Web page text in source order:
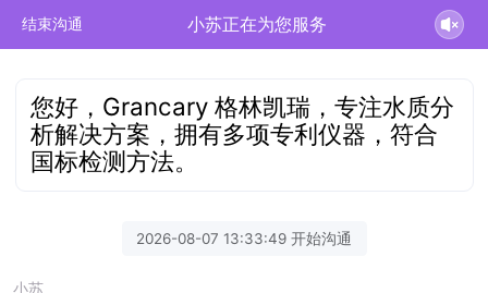
结束沟通 小苏正在为您服务
您好，Grancary 格林凯瑞，专注水质分
析解决方案，拥有多项专利仪器，符合
国标检测方法。
2026-08-07 13:33:49 开始沟通
小苏